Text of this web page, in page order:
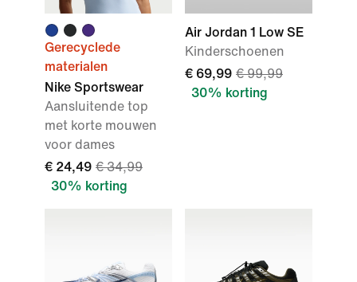
Gerecyclede
materialen
Nike Sportswear
Aansluitende top
met korte mouwen
voor dames
€ 24,49 € 34,99
30% korting
Air Jordan 1 Low SE
Kinderschoenen
€ 69,99 € 99,99
30% korting